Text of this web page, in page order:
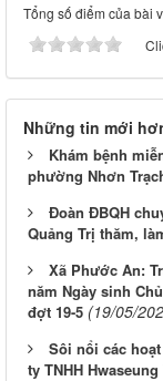
Tổng số điểm của bài
Những tin mới
Khám bệnh
phường Nhơn
Đoàn ĐBQH
Quảng Trị thăm,
Xã Phước An:
năm Ngày sinh
đợt 19-5 (19/05/
Sôi nổi các
ty TNHH